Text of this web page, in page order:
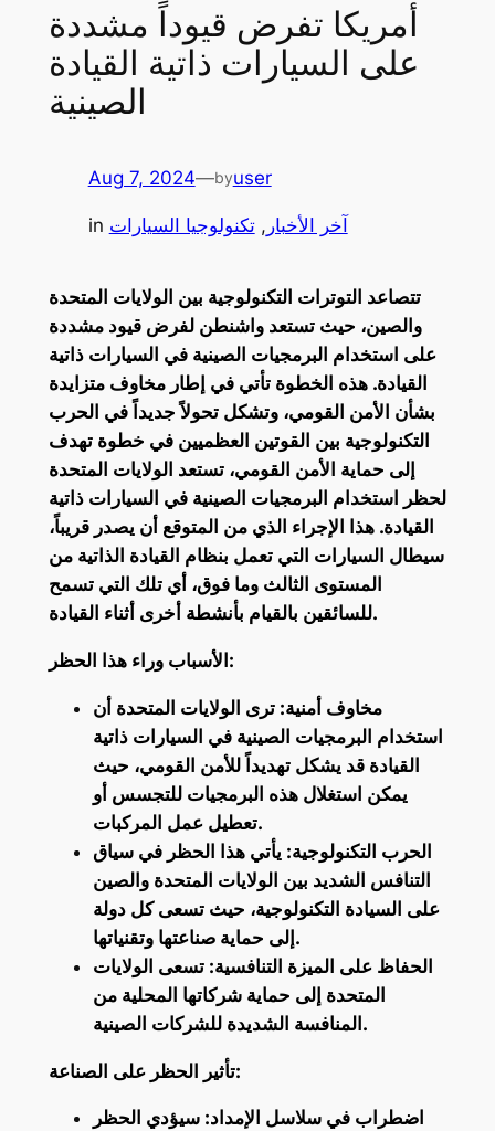
أمريكا تفرض قيوداً مشددة
على السيارات ذاتية القيادة
الصينية
Aug 7, 2024—byuser
in آخر الأخبار , تكنولوجيا السيارات
تتصاعد التوترات التكنولوجية بين الولايات المتحدة
والصين، حيث تستعد واشنطن لفرض قيود مشددة
على استخدام البرمجيات الصينية في السيارات ذاتية
القيادة. هذه الخطوة تأتي في إطار مخاوف متزايدة
بشأن الأمن القومي، وتشكل تحولاً جديداً في الحرب
التكنولوجية بين القوتين العظميين في خطوة تهدف
إلى حماية الأمن القومي، تستعد الولايات المتحدة
لحظر استخدام البرمجيات الصينية في السيارات ذاتية
القيادة. هذا الإجراء الذي من المتوقع أن يصدر قريباً،
سيطال السيارات التي تعمل بنظام القيادة الذاتية من
المستوى الثالث وما فوق، أي تلك التي تسمح
للسائقين بالقيام بأنشطة أخرى أثناء القيادة.
الأسباب وراء هذا الحظر:
مخاوف أمنية: ترى الولايات المتحدة أن
استخدام البرمجيات الصينية في السيارات ذاتية
القيادة قد يشكل تهديداً للأمن القومي، حيث
يمكن استغلال هذه البرمجيات للتجسس أو
تعطيل عمل المركبات.
الحرب التكنولوجية: يأتي هذا الحظر في سياق
التنافس الشديد بين الولايات المتحدة والصين
على السيادة التكنولوجية، حيث تسعى كل دولة
إلى حماية صناعتها وتقنياتها.
الحفاظ على الميزة التنافسية: تسعى الولايات
المتحدة إلى حماية شركاتها المحلية من
المنافسة الشديدة للشركات الصينية.
تأثير الحظر على الصناعة:
اضطراب في سلاسل الإمداد: سيؤدي الحظر